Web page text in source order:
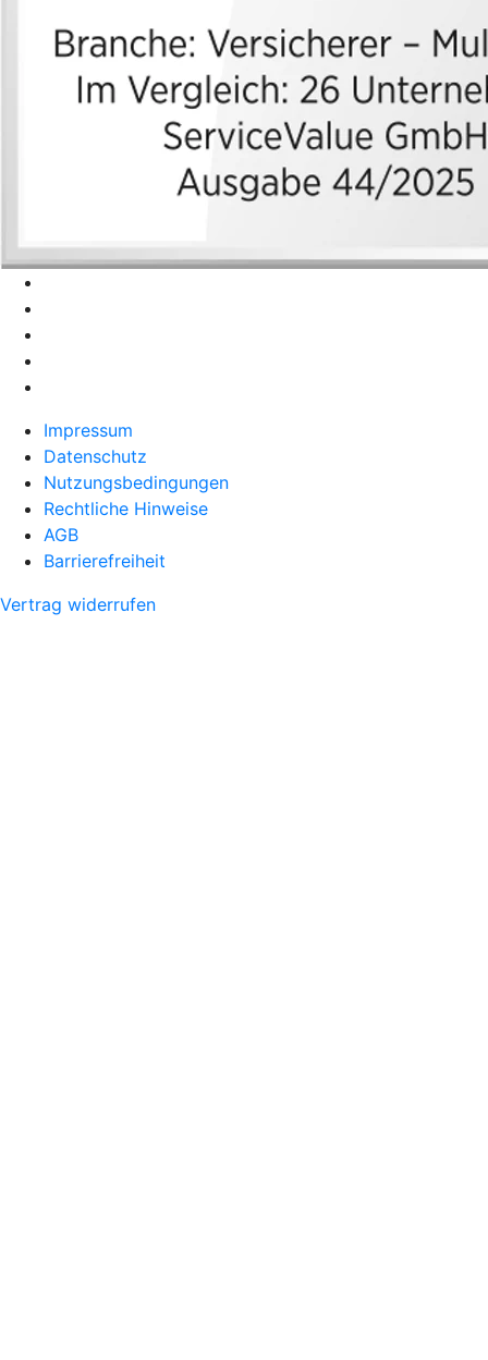
Impressum
Datenschutz
Nutzungsbedingungen
Rechtliche Hinweise
AGB
Barrierefreiheit
Vertrag widerrufen